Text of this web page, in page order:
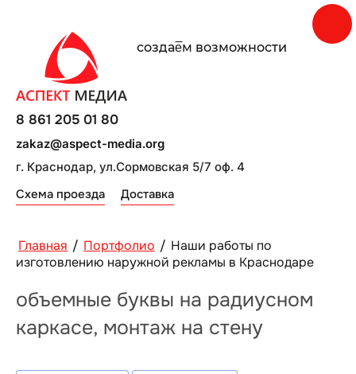
создаe̅м возможности
г. Краснодар, ул.Сормовская 5/7 оф. 4
Схема проезда Доставка
8 861 205 01 80
zakaz@aspect-media.org
Главная / Портфолио / Наши работы по
изготовлению наружной рекламы в Краснодаре
объемные буквы на радиусном
каркасе, монтаж на стену